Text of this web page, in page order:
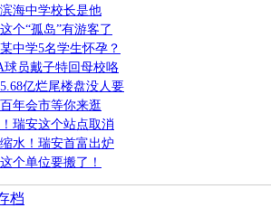
滨海中学校长是他
个“孤岛”有游客了
中学5名学生怀孕？
球员戴子特回母校咯
亿烂尾楼盘没人要
年会市等你来逛
！瑞安这个站点取消
缩水！瑞安首富出炉
个单位要搬了！
档